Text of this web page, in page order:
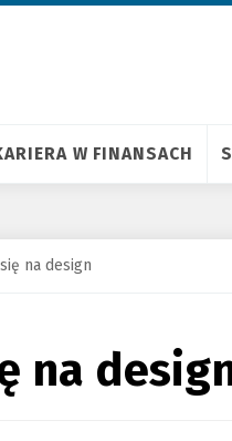
W FINANSACH
na design
na